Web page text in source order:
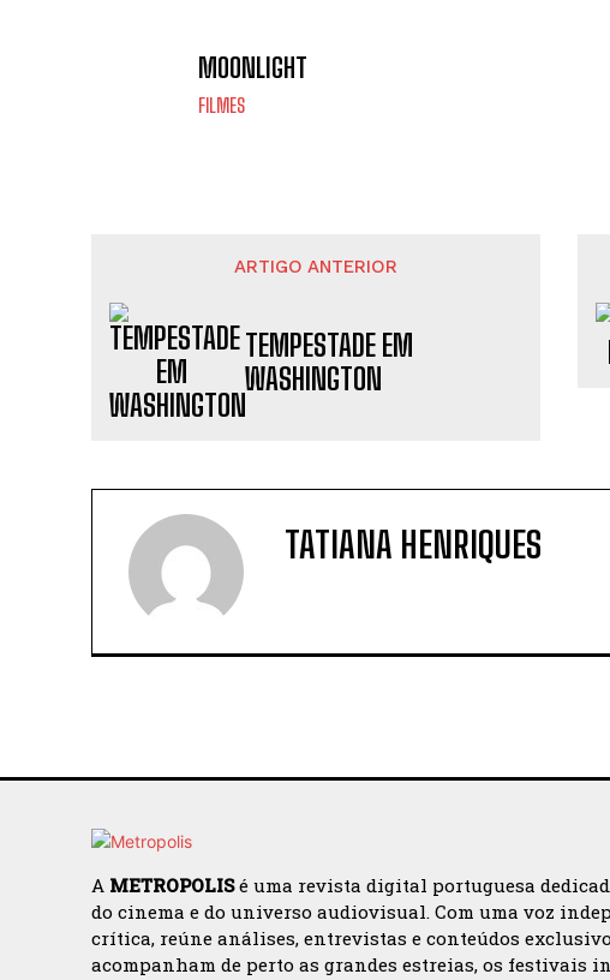
MOONLIGHT
FILMES
ARTIGO ANTERIOR
TEMPESTADE EM
WASHINGTON
TATIANA HENRIQUES
A METROPOLISé uma revista digital portuguesa
do cinema e do universo audiovisual. Com uma voz
crítica, reúne análises, entrevistas e conteúdos
acompanham de perto as grandes estreias, os festivais